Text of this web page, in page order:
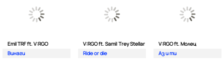
Emil TRF ft. V:RGO
Винаги
V:RGO ft. Sami| Trey Stellar
Ride or die
V:RGO ft. Молец
Аз и ти